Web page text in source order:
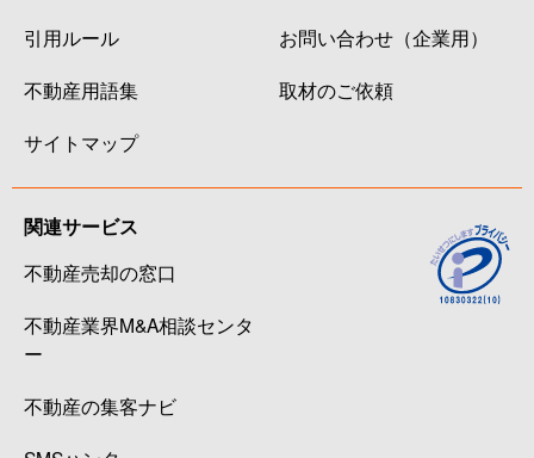
引用ルール
不動産用語集
サイトマップ
お問い合わせ（企業用）
取材のご依頼
関連サービス
不動産売却の窓口
不動産業界M&A相談センタ
ー
不動産の集客ナビ